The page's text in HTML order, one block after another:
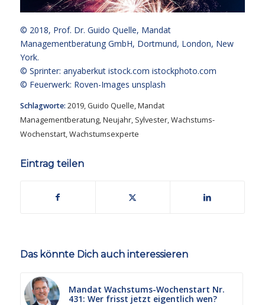
© 2018, Prof. Dr. Guido Quelle, Mandat
Managementberatung GmbH, Dortmund, London, New
York.
© Sprinter: anyaberkut istock.com istockphoto.com
© Feuerwerk: Roven-Images unsplash
Schlagworte: 2019, Guido Quelle,Mandat
Managementberatung,Neujahr, Sylvester,Wachstums-
Wochenstart,Wachstumsexperte
Eintrag teilen
Das könnte Dich auch interessieren
Mandat Wachstums-Wochenstart Nr.
431: Wer frisst jetzt eigentlich wen?